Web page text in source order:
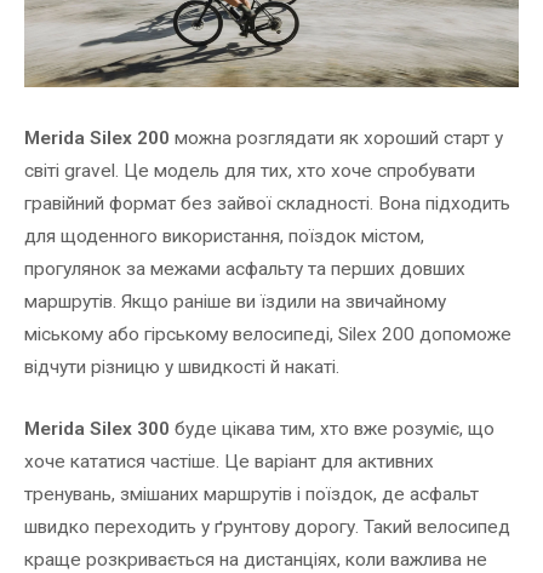
Merida Silex 200 можна розглядати як хороший старт у
світі gravel. Це модель для тих, хто хоче спробувати
гравійний формат без зайвої складності. Вона підходить
для щоденного використання, поїздок містом,
прогулянок за межами асфальту та перших довших
маршрутів. Якщо раніше ви їздили на звичайному
міському або гірському велосипеді, Silex 200 допоможе
відчути різницю у швидкості й накаті.
Merida Silex 300 буде цікава тим, хто вже розуміє, що
хоче кататися частіше. Це варіант для активних
тренувань, змішаних маршрутів і поїздок, де асфальт
швидко переходить у ґрунтову дорогу. Такий велосипед
краще розкривається на дистанціях, коли важлива не